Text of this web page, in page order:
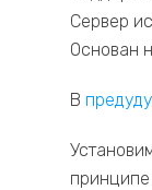
Сервер
Основан
В